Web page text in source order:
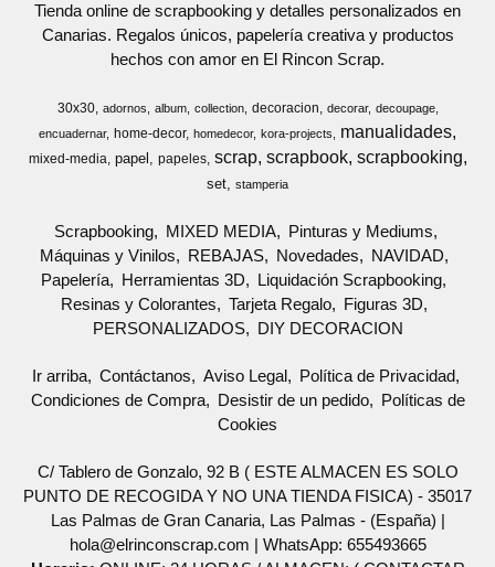
Tienda online de scrapbooking y detalles personalizados en
Canarias. Regalos únicos, papelería creativa y productos
hechos con amor en El Rincon Scrap.
30x30 adornos album collection decoracion decorar
decoupage
encuadernar
home-decor homedecor kora-projects manualidades
mixed-media papel papeles scrap scrapbook scrapbooking
set stamperia
Scrapbooking MIXED MEDIA
Pinturas y Mediums
Máquinas y Vinilos
REBAJAS Novedades
NAVIDAD
Papelería
Herramientas 3D
Liquidación Scrapbooking
Resinas y Colorantes
Tarjeta Regalo
Figuras 3D
PERSONALIZADOS
DIY DECORACION
Ir arriba Contáctanos Aviso Legal
Política de Privacidad
Condiciones de Compra
Desistir de un pedido
Políticas de
Cookies
C/ Tablero de Gonzalo, 92 B ( ESTE ALMACEN ES SOLO
PUNTO DE RECOGIDA Y NO UNA TIENDA FISICA) - 35017
Las Palmas de Gran Canaria, Las Palmas - (España) |
hola@elrinconscrap.com | WhatsApp: 655493665